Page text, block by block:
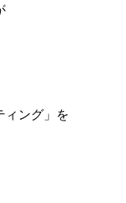
ィング」を